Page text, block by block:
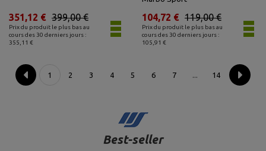
Prix du produit le plus bas au
cours des 30 derniers jours :
355,11 €
399,00 €
351,12 €
Prix du produit le plus bas au
cours des 30 derniers jours :
105,91 €
119,00 €
104,72 €
1 2 3 4 5 6 7 ... 14
Best-seller